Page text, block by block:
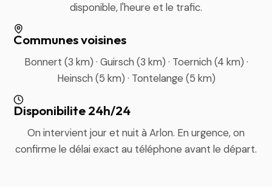
disponible, l'heure et le trafic.
Communes voisines
Bonnert (3 km) · Guirsch (3 km) · Toernich (4 km) ·
Heinsch (5 km) · Tontelange (5 km)
Disponibilite 24h/24
On intervient jour et nuit à Arlon. En urgence, on
confirme le délai exact au téléphone avant le départ.